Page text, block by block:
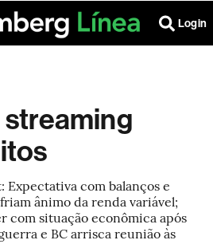
Login
streaming
Expectativa com balanços e
ânimo da renda variável;
com situação econômica após
e BC arrisca reunião às